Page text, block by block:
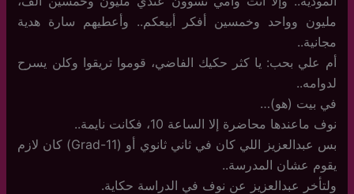
مليون وواحد وخمسين أفكر أبيعكم.. وأعطيهم سارة هدية
مجانية..
أم علي بحب: يا كثر حكيك الفاضي، قوموا تريقوا وكلن يسرح
لدوامه..
في بيت (هو)…
نوف ماعندها محاضرة إلا الساعة 10، فكانت نايمة..
بس عبدالعزيز اللي كان في ثاني ثانوي أو (Grad-11) كان لازم
يقوم عشان المدرسة..
ولتأخر عبدالعزيز عن نوف في الدراسة حكاية.